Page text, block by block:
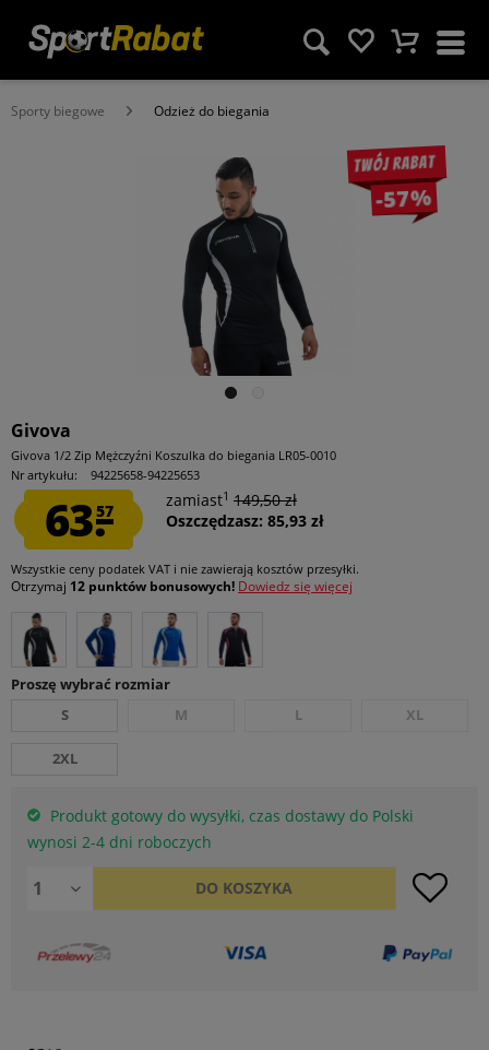
Sporty biegowe Odzież do biegania
Twój rabat
-57%
Givova
Givova 1/2 Zip Mężczyźni Koszulka do biegania LR05-0010
Nr artykułu:
94225658-94225653
63.57
zamiast1 149,50 zł
Oszczędzasz: 85,93 zł
Wszystkie ceny podatek VAT i nie zawierają kosztów przesyłki.
Otrzymaj 12 punktów bonusowych! Dowiedz się więcej
Proszę wybrać rozmiar
S
M L XL
2XL
Produkt gotowy do wysyłki, czas dostawy do Polski
wynosi 2-4 dni roboczych
DO KOSZYKA